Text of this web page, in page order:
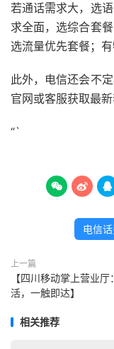
若通话需求大，选
求全面，选综合套
选流量优先套餐；
此外，电信还会不
官网或客服获取最新
“`
  
电信
上一篇
【四川移动掌上营业厅
活，一触即达】
相关推荐